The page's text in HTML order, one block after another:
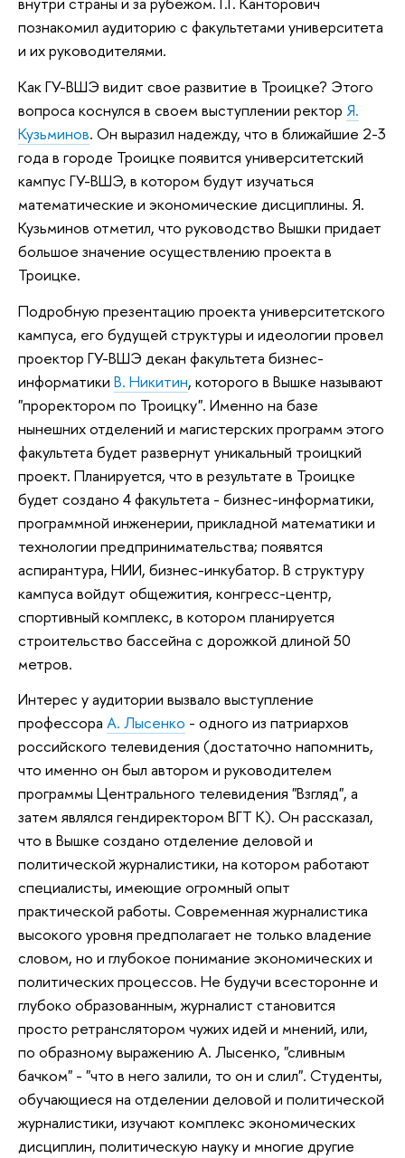
познакомил аудиторию с факультетами университета
и их руководителями.
Как ГУ-ВШЭ видит свое развитие в Троицке? Этого
вопроса коснулся в своем выступлении ректор Я.
Кузьминов. Он выразил надежду, что в ближайшие 2-3
года в городе Троицке появится университетский
кампус ГУ-ВШЭ, в котором будут изучаться
математические и экономические дисциплины. Я.
Кузьминов отметил, что руководство Вышки придает
большое значение осуществлению проекта в
Троицке.
Подробную презентацию проекта университетского
кампуса, его будущей структуры и идеологии провел
проектор ГУ-ВШЭ декан факультета бизнес-
информатики В. Никитин, которого в Вышке называют
"проректором по Троицку". Именно на базе
нынешних отделений и магистерских программ этого
факультета будет развернут уникальный троицкий
проект. Планируется, что в результате в Троицке
будет создано 4 факультета - бизнес-информатики,
программной инженерии, прикладной математики и
технологии предпринимательства; появятся
аспирантура, НИИ, бизнес-инкубатор. В структуру
кампуса войдут общежития, конгресс-центр,
спортивный комплекс, в котором планируется
строительство бассейна с дорожкой длиной 50
метров.
Интерес у аудитории вызвало выступление
профессора А. Лысенко - одного из патриархов
российского телевидения (достаточно напомнить,
что именно он был автором и руководителем
программы Центрального телевидения "Взгляд", а
затем являлся гендиректором ВГТ К). Он рассказал,
что в Вышке создано отделение деловой и
политической журналистики, на котором работают
специалисты, имеющие огромный опыт
практической работы. Современная журналистика
высокого уровня предполагает не только владение
словом, но и глубокое понимание экономических и
политических процессов. Не будучи всесторонне и
глубоко образованным, журналист становится
просто ретранслятором чужих идей и мнений, или,
по образному выражению А. Лысенко, "сливным
бачком" - "что в него залили, то он и слил". Студенты,
обучающиеся на отделении деловой и политической
журналистики, изучают комплекс экономических
дисциплин, политическую науку и многие другие